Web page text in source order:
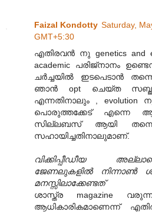
Faizal Kondotty Saturday,
GMT+5:30
എതിരവന്‍ നു genetics and
academic പരിജ്നാനം
ചര്‍ച്ചയില്‍ ഇടപെടാന്‍
ഞാന്‍ opt ചെയ്ത
എന്നതിനാലും , evolution
പൊരുത്തക്കേട് എന്നെ
സില്ലബസ് ആയി തന്നെ
സഹായിച്ചതിനാലുമാണ്.
വിക്കിപ്പീഡീയ
ജേണലുകളിൽ നിന്നാൺ
മനസ്സിലാക്കേണ്ടത്
ശാസ്ത്ര magazine
ആധികാരികമാണെന്ന്